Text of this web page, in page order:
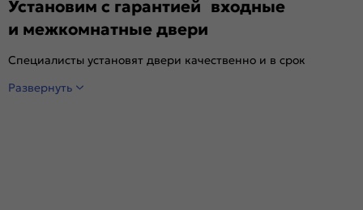
Установим с гарантией входные
и межкомнатные двери
Специалисты установят двери качественно и в срок
Развернуть